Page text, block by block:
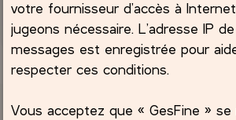
votre fournisseur d’accès à
jugeons nécessaire. L’adresse IP
messages est enregistrée pour
respecter ces conditions.
Vous acceptez que « GesFine »